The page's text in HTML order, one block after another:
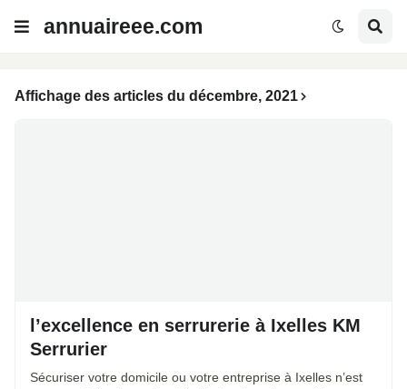
annuaireee.com
Affichage des articles du décembre, 2021
l’excellence en serrurerie à Ixelles KM
Serrurier
Sécuriser votre domicile ou votre entreprise à Ixelles n’est